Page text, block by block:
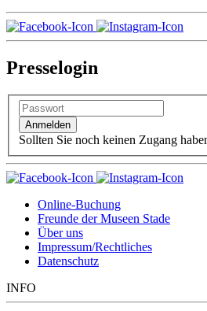
Presselogin
Sollten Sie noch keinen Zugang
Online-Buchung
Freunde der Museen Stade
Über uns
Impressum/Rechtliches
Datenschutz
INFO